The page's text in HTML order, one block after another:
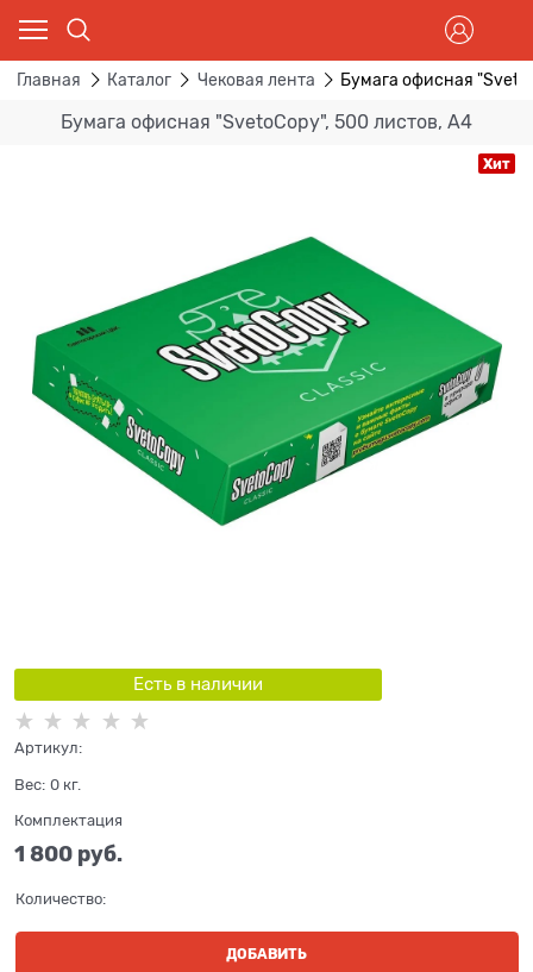
Главная Каталог Чековая лента Бумага офисная
Бумага офисная "SvetoCopy", 500 листов, А4
Хит
Есть в наличии
Артикул:
Вес: 0 кг.
Комплектация
1 800 руб.
Количество:
ДОБАВИТЬ